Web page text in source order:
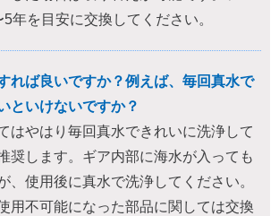
年を目安に交換してください。
れば良いですか？例えば、毎回真水で
といけないですか？
はやはり毎回真水できれいに洗浄して
奨します。ギア内部に海水が入っても
、使用後に真水で洗浄してください。
用不可能になった部品に関しては交換